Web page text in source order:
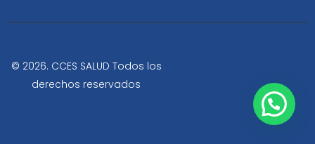
b
-
a
m
o
© 2026. CCES SALUD Todos los
derechos reservados